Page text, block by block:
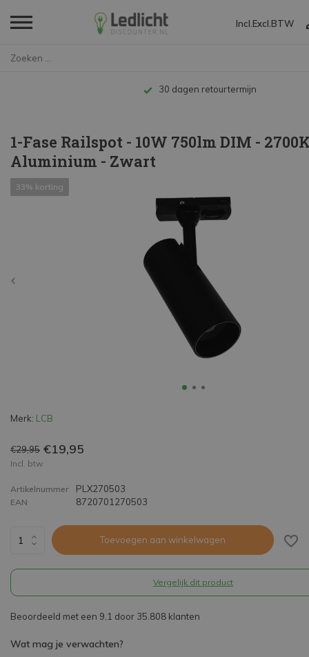
Incl. Excl. BTW
Tot 10 jaar garantie
1-Fase Railspot - 10W 750lm DIM -
Aluminium - Zwart
33% korting
Merk: LCB
€29,95 €19,95
Incl. btw
Artikelnummer PLX270503
EAN 8720701270503
Toevoegen aan winkelwagen
Vergelijk dit product
Beoordeeld met een 9,1 door 35.808 klanten
Wat mag je verwachten?